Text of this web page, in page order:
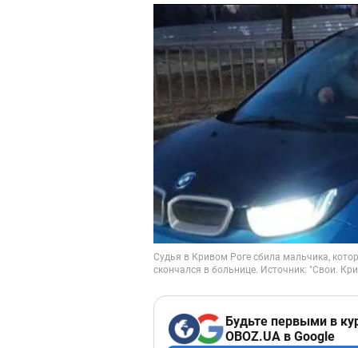
Будьте первыми в
OBOZ.UA в Google